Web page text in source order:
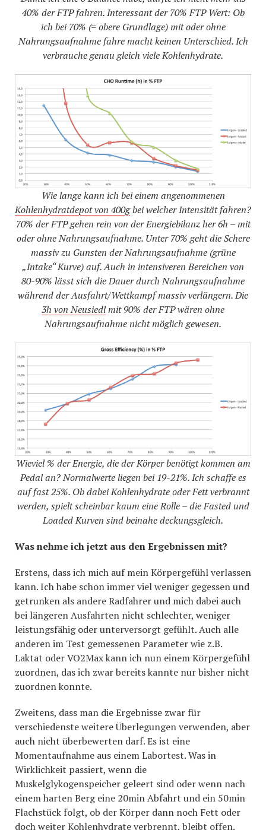
40% der FTP fahren. Interessant der 70% FTP Wert: Ob
ich bei 70% (= obere Grundlage) mit oder ohne
Nahrungsaufnahme fahre macht keinen Unterschied. Ich
verbrauche genau gleich viele Kohlenhydrate.
Wie lange kann ich bei einem angenommenen
Kohlenhydratdepot von 400gbei welcher Intensität fahren?
70% der FTP gehen rein von der Energiebilanz her 6h – mit
oder ohne Nahrungsaufnahme. Unter 70% geht die Schere
massiv zu Gunsten der Nahrungsaufnahme (grüne
„Intake“ Kurve) auf. Auch in intensiveren Bereichen von
80-90% lässt sich die Dauer durch Nahrungsaufnahme
während der Ausfahrt/Wettkampf massiv verlängern. Die
3h von Neusiedlmit 90% der FTP wären ohne
Nahrungsaufnahme nicht möglich gewesen.
Wieviel % der Energie, die der Körper benötigt kommen am
Pedal an? Normalwerte liegen bei 19-21%. Ich schaffe es
auf fast 25%. Ob dabei Kohlenhydrate oder Fett verbrannt
werden, spielt scheinbar kaum eine Rolle – die Fasted und
Loaded Kurven sind beinahe deckungsgleich.
Was nehme ich jetzt aus den Ergebnissen mit?
Erstens, dass ich mich auf mein Körpergefühl verlassen
kann. Ich habe schon immer viel weniger gegessen und
getrunken als andere Radfahrer und mich dabei auch
bei längeren Ausfahrten nicht schlechter, weniger
leistungsfähig oder unterversorgt gefühlt. Auch alle
anderen im Test gemessenen Parameter wie z.B.
Laktat oder VO2Max kann ich nun einem Körpergefühl
zuordnen, das ich zwar bereits kannte nur bisher nicht
zuordnen konnte.
Zweitens, dass man die Ergebnisse zwar für
verschiedenste weitere Überlegungen verwenden, aber
auch nicht überbewerten darf. Es ist eine
Momentaufnahme aus einem Labortest. Was in
Wirklichkeit passiert, wenn die
Muskelglykogenspeicher geleert sind oder wenn nach
einem harten Berg eine 20min Abfahrt und ein 50min
Flachstück folgt, ob der Körper dann noch Fett oder
doch weiter Kohlenhydrate verbrennt, bleibt offen.